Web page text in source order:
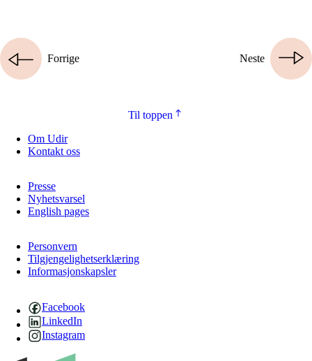
Neste
Forrige
Til toppen
Om Udir
Kontakt oss
Presse
Nyhetsvarsel
English pages
Personvern
Tilgjengelighetserklæring
Informasjonskapsler
Facebook
LinkedIn
Instagram